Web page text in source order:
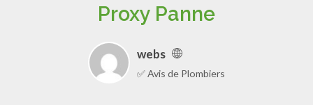
Proxy Panne
webs
✅ Avis de Plombiers